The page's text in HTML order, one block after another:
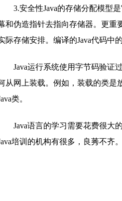
3.安全性Java的存储分配模型是
和伪造指针去指向存储器。更重
际存储安排。编译的Java代码中
Java运行系统使用字节码验证过
从网上装载。例如，装载的类是
类。
Java语言的学习需要花费很大的
培训的机构有很多，良莠不齐。